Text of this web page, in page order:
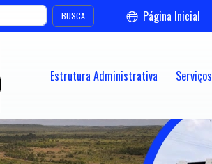
BUSCA Página Inicial
Estrutura Administrativa Serviços